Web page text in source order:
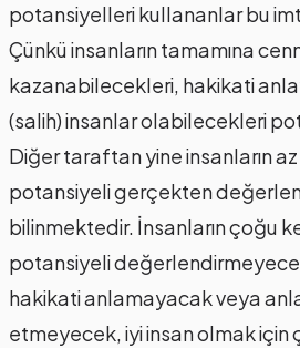
potansiyelleri kullananlar bu
Çünkü insanların tamamına
kazanabilecekleri, hakikati
(salih) insanlar olabilecekleri
Diğer taraftan yine insanların az
potansiyeli gerçekten
bilinmektedir. İnsanların çoğu
potansiyeli
hakikati anlamayacak veya
etmeyecek, iyi insan olmak